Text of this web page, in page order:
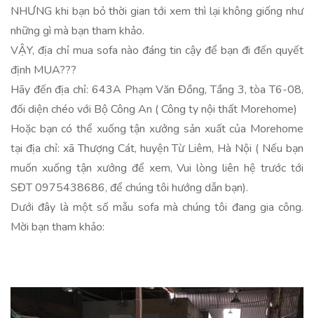
NHƯNG khi bạn bỏ thời gian tới xem thì lại không giống như
những gì mà bạn tham khảo.
VẬY, địa chỉ mua sofa nào đáng tin cậy để bạn đi đến quyết
định MUA???
Hãy đến địa chỉ: 643A Phạm Văn Đồng, Tầng 3, tòa T6-08,
đối diện chéo với Bộ Công An ( Công ty nội thất Morehome)
Hoặc bạn có thể xuống tận xưởng sản xuất của Morehome
tại địa chỉ: xã Thượng Cát, huyện Từ Liêm, Hà Nội ( Nếu bạn
muốn xuống tận xưởng để xem, Vui lòng liên hệ trước tới
SĐT 0975438686, để chúng tôi hướng dẫn bạn).
Dưới đây là một số mẫu sofa mà chúng tôi đang gia công.
Mời bạn tham khảo: